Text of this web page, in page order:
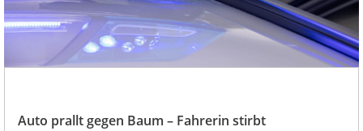
Auto prallt gegen Baum – Fahrerin stirbt